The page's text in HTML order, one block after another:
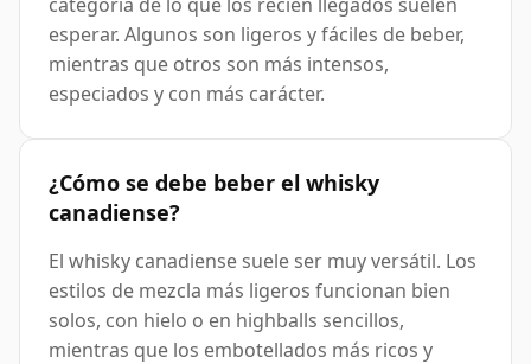
esperar. Algunos son ligeros y fáciles de beber,
mientras que otros son más intensos,
especiados y con más carácter.
¿Cómo se debe beber el whisky
canadiense?
El whisky canadiense suele ser muy versátil. Los
estilos de mezcla más ligeros funcionan bien
solos, con hielo o en highballs sencillos,
mientras que los embotellados más ricos y